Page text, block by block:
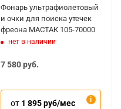
Фонарь ультрафиолетовый
и очки для поиска утечек
фреона МАСТАК 105-70000
нет в наличии
7 580руб.
от 1 895 руб/мес